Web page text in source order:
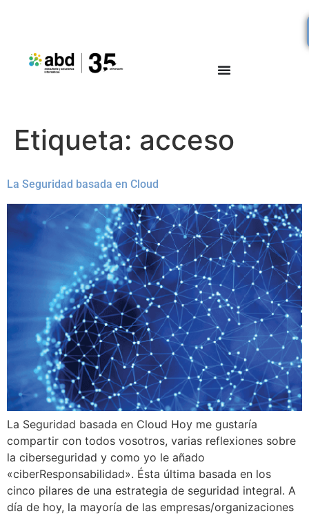
Etiqueta: acceso
La Seguridad basada en Cloud
La Seguridad basada en Cloud Hoy me gustaría
compartir con todos vosotros, varias reflexiones sobre
la ciberseguridad y como yo le añado
«ciberResponsabilidad». Ésta última basada en los
cinco pilares de una estrategia de seguridad integral. A
día de hoy, la mayoría de las empresas/organizaciones